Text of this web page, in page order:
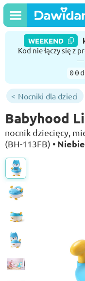
WEEKEND
Kod nie łączy się z
—
00d
Nocniki dla dzieci
Babyhood
nocnik dziecięcy,
(BH-113FB) •